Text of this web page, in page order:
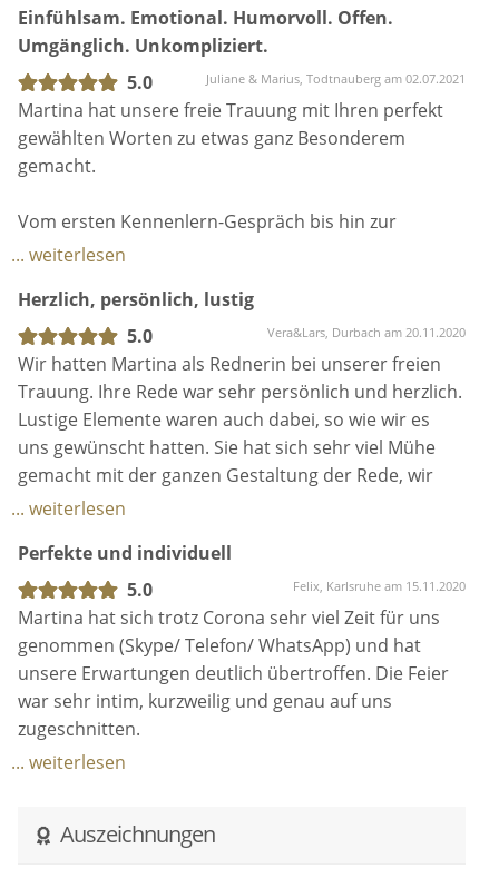
Einfühlsam. Emotional. Humorvoll. Offen.
Umgänglich. Unkompliziert.
5.0
Juliane & Marius, Todtnauberg am 02.07.2021
Martina hat unsere freie Trauung mit Ihren perfekt
gewählten Worten zu etwas ganz Besonderem
gemacht.
Vom ersten Kennenlern-Gespräch bis hin zur
eigentlichen Trauung hat sie zu jeder Zeit den Fokus
Wünsche & Vorstellungen eingegangen. Durch
Zuhören und die richtigen Fragen hat sie es
innerhalb kürzester Zeit geschafft uns
kennenzulernen. Der Beweis hierfür ist ihre perfekte
Traurede vor uns und unserer engsten Familie.
Mit ihrer offenen, warmherzigen,
vertrauenswürdigen Art haben wir uns von Anfang
an perfekt aufgehoben gefühlt. Zusätzlich hat
somit bei der Planung der Trauung super
unterstützt.
Wir können Martina mit bestem Gewissen,
uneingeschränkt weiterempfehlen. Wir hätten uns
keine bessere Rednerin vorstellen können. DANKE!
... weiterlesen
Herzlich, persönlich, lustig
5.0
Vera&Lars, Durbach am 20.11.2020
Wir hatten Martina als Rednerin bei unserer freien
Trauung. Ihre Rede war sehr persönlich und herzlich.
Lustige Elemente waren auch dabei, so wie wir es
uns gewünscht hatten. Sie hat sich sehr viel Mühe
gemacht mit der ganzen Gestaltung der Rede, wir
hatten auch ein langes und nettes Kennenlernen im
Hochzeit wärmstens empfehlen!
... weiterlesen
Perfekte und individuell
5.0
Felix, Karlsruhe am 15.11.2020
Martina hat sich trotz Corona sehr viel Zeit für uns
genommen (Skype/ Telefon/ WhatsApp) und hat
unsere Erwartungen deutlich übertroffen. Die Feier
war sehr intim, kurzweilig und genau auf uns
zugeschnitten.
Ihre offene, humorvolle Seite hat es uns leicht
Auch unsere Gäste haben uns ein überwältigendes
... weiterlesen
Auszeichnungen